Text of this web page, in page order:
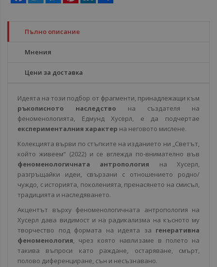
Пълно описание
Мнения
Цени за доставка
Идеята на този подбор от фрагменти, принадлежащи към
ръкописното наследство на създателя на
феноменологията, Едмунд Хусерл, е да подчертае
експерименталния характер на неговото мислене.
Колекцията върви по стъпките на изданието ни „Светът,
който живеем“ (2022) и се вглежда по-внимателно във
феномено­логичната антропология на Хусерл,
разгръщайки идеи, свър­зани с отношението родно/
чуждо, с историята, поколенията, пренасянето на смисъл,
традицията и наследяването.
Акцентът върху феноменологичната антропология на
Хусерл дава видимост и на радикализма на късното му
творчество под формата на идеята за генеративна
феноменология, чрез която навлизаме в полето на
такива въпроси като раждане, остаряване, смърт,
полово диференциране, сън и несъзнавано.